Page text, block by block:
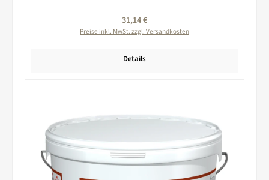
Regulärer Preis:
31,14 €
Preise inkl. MwSt. zzgl. Versandkosten
Details